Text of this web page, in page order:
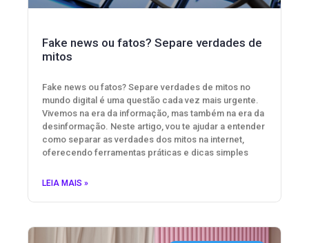
Fake news ou fatos? Separe verdades de
mitos
Fake news ou fatos? Separe verdades de mitos no
mundo digital é uma questão cada vez mais urgente.
Vivemos na era da informação, mas também na era da
desinformação. Neste artigo, vou te ajudar a entender
como separar as verdades dos mitos na internet,
oferecendo ferramentas práticas e dicas simples
LEIA MAIS »